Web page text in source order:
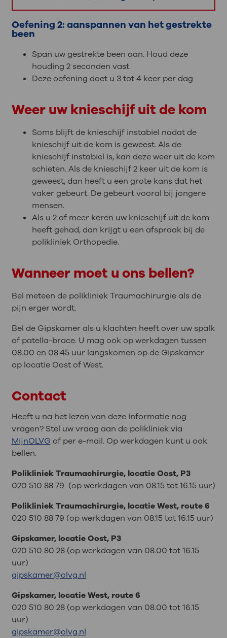
Oefening 2: aanspannen van het gestrekte
been
Span uw gestrekte been aan. Houd deze
houding 2 seconden vast.
Deze oefening doet u 3 tot 4 keer per dag
Weer uw knieschijf uit de kom
Soms blijft de knieschijf instabiel nadat de
knieschijf uit de kom is geweest. Als de
knieschijf instabiel is, kan deze weer uit de kom
schieten. Als de knieschijf 2 keer uit de kom is
geweest, dan heeft u een grote kans dat het
vaker gebeurt. De gebeurt vooral bij jongere
mensen.
Als u 2 of meer keren uw knieschijf uit de kom
heeft gehad, dan krijgt u een afspraak bij de
polikliniek Orthopedie.
Wanneer moet u ons bellen?
Bel meteen de polikliniek Traumachirurgie als de
pijn erger wordt.
Bel de Gipskamer als u klachten heeft over uw spalk
of patella-brace. U mag ook op werkdagen tussen
08.00 en 08.45 uur langskomen op de Gipskamer
op locatie Oost of West.
Contact
Heeft u na het lezen van deze informatie nog
vragen? Stel uw vraag aan de polikliniek via
MijnOLVG of per e-mail. Op werkdagen kunt u ook
bellen.
Polikliniek Traumachirurgie, locatie Oost, P3
020 510 88 79 (op werkdagen van 08.15 tot 16.15 uur)
Polikliniek Traumachirurgie, locatie West, route 6
020 510 88 79 (op werkdagen van 08.15 tot 16.15 uur)
Gipskamer, locatie Oost, P3
020 510 80 28 (op werkdagen van 08.00 tot 16.15
uur)
gipskamer@olvg.nl
Gipskamer, locatie West, route 6
020 510 80 28 (op werkdagen van 08.00 tot 16.15
uur)
gipskamer@olvg.nl